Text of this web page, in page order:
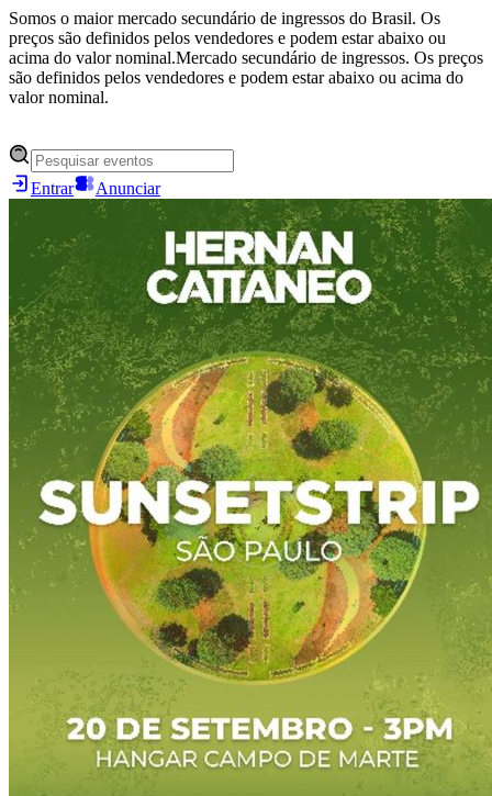
Somos o maior mercado secundário de ingressos do Brasil. Os
preços são definidos pelos vendedores e podem estar abaixo ou
acima do valor nominal.Mercado secundário de ingressos. Os preços
são definidos pelos vendedores e podem estar abaixo ou acima do
valor nominal.
Entrar Anunciar